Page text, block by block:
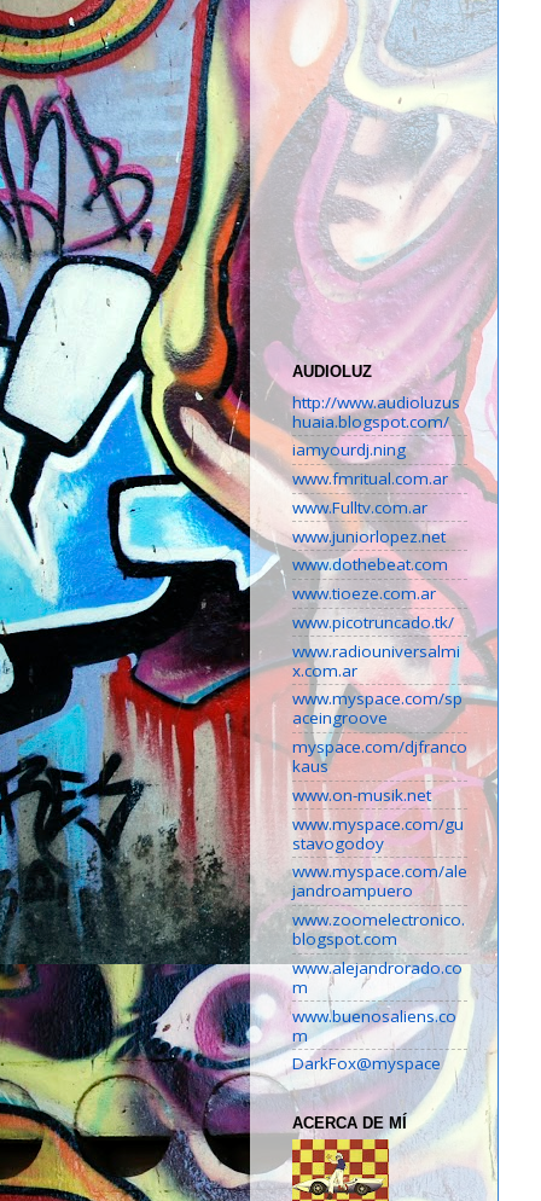
AUDIOLUZ
http://www.audioluzus
huaia.blogspot.com/
iamyourdj.ning
www.fmritual.com.ar
www.Fulltv.com.ar
www.juniorlopez.net
www.dothebeat.com
www.tioeze.com.ar
www.picotruncado.tk/
www.radiouniversalmi
x.com.ar
www.myspace.com/sp
aceingroove
myspace.com/djfranco
kaus
www.on-musik.net
www.myspace.com/gu
stavogodoy
www.myspace.com/ale
jandroampuero
www.zoomelectronico.
blogspot.com
www.alejandrorado.co
m
www.buenosaliens.co
m
DarkFox@myspace
ACERCA DE MÍ